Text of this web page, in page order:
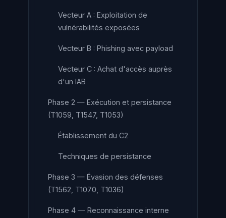
Vecteur A : Exploitation de
vulnérabilités exposées
Vecteur B : Phishing avec payload
Vecteur C : Achat d'accès auprès
d'un IAB
Phase 2 — Exécution et persistance
(T1059, T1547, T1053)
Établissement du C2
Techniques de persistance
Phase 3 — Évasion des défenses
(T1562, T1070, T1036)
Phase 4 — Reconnaissance interne